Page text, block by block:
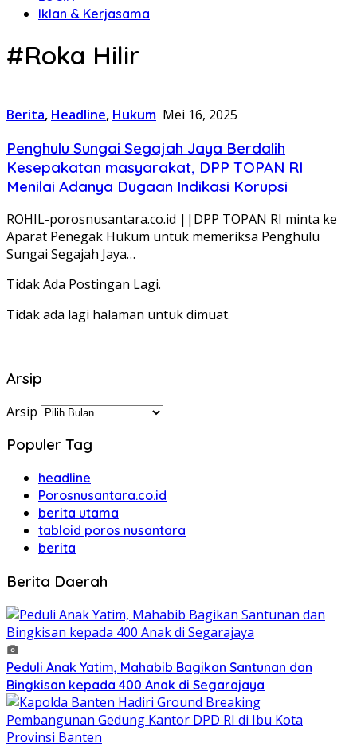
Iklan & Kerjasama
#Roka Hilir
Berita, Headline, Hukum Mei 16, 2025
Penghulu Sungai Segajah Jaya Berdalih
Kesepakatan masyarakat, DPP TOPAN RI
Menilai Adanya Dugaan Indikasi Korupsi
ROHIL-porosnusantara.co.id ||DPP TOPAN RI minta ke
Aparat Penegak Hukum untuk memeriksa Penghulu
Sungai Segajah Jaya…
Tidak Ada Postingan Lagi.
Tidak ada lagi halaman untuk dimuat.
Arsip
Arsip
Populer Tag
headline
Porosnusantara.co.id
berita utama
tabloid poros nusantara
berita
Berita Daerah
Peduli Anak Yatim, Mahabib Bagikan Santunan dan
Bingkisan kepada 400 Anak di Segarajaya